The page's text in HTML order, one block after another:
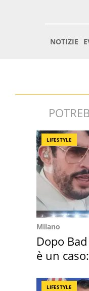
LIFESTYLE
Milano
Dopo
è un
LIFESTYLE